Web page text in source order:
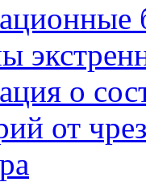
о
от